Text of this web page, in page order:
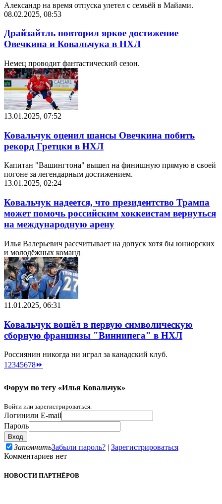
Александр на время отпуска улетел с семьёй в Майами.
08.02.2025, 08:53
Драйзайтль повторил яркое достижение
Овечкина и Ковальчука в НХЛ
Немец проводит фантастический сезон.
13.01.2025, 07:52
Ковальчук оценил шансы Овечкина побить
рекорд Гретцки в НХЛ
Капитан "Вашингтона" вышел на финишную прямую в своей
погоне за легендарным достижением.
13.01.2025, 02:24
Ковальчук надеется, что президентство Трампа
может помочь российским хоккеистам вернуться
на международную арену
Илья Валерьевич рассчитывает на допуск хотя бы юниорских
и молодёжных команд
11.01.2025, 06:31
Ковальчук вошёл в первую символическую
сборную франшизы "Виннипега" в НХЛ
Россиянин никогда ни играл за канадский клуб.
1 2345678⏩
Форум по тегу «Илья Ковальчук»
Войти или зарегистрироваться.
Логинили E-mail
Пароль
ЗапомнитьЗабыли пароль? | Зарегистрироваться
Комментариев нет
НОВОСТИ ПАРТНЁРОВ